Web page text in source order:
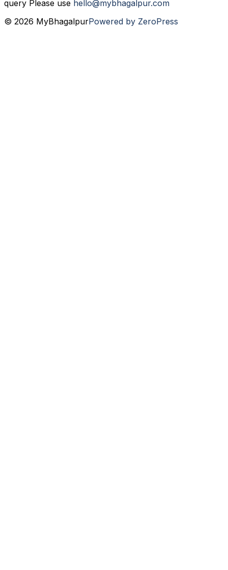
query Please use hello@mybhagalpur.com
© 2026 MyBhagalpurPowered by ZeroPress